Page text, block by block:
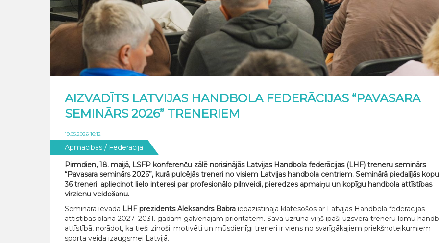
AIZVADĪTS LATVIJAS HANDBOLA FEDERĀCIJAS “PAVASARA
SEMINĀRS 2026” TRENERIEM
19.05.2026 16:12
Apmācības / Federācija
Pirmdien, 18. maijā, LSFP konferenču zālē norisinājās Latvijas Handbola federācijas (LHF) treneru seminārs
“Pavasara seminārs 2026”, kurā pulcējās treneri no visiem Latvijas handbola centriem. Seminārā piedalījās
36 treneri, apliecinot lielo interesi par profesionālo pilnveidi, pieredzes apmaiņu un kopīgu handbola attīstības
virzienu veidošanu.
Semināra ievadā LHF prezidents Aleksandrs Babra iepazīstināja klātesošos ar Latvijas Handbola federācijas
attīstības plāna 2027.-2031. gadam galvenajām prioritātēm. Savā uzrunā viņš īpaši uzsvēra treneru lomu
attīstībā, norādot, ka tieši zinoši, motivēti un mūsdienīgi treneri ir viens no svarīgākajiem priekšnoteikumiem
sporta veida izaugsmei Latvijā.